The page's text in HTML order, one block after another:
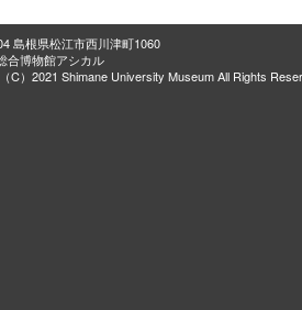
島根県松江市西川津町1060
合博物館アシカル
C）2021 Shimane University Museum All Rights